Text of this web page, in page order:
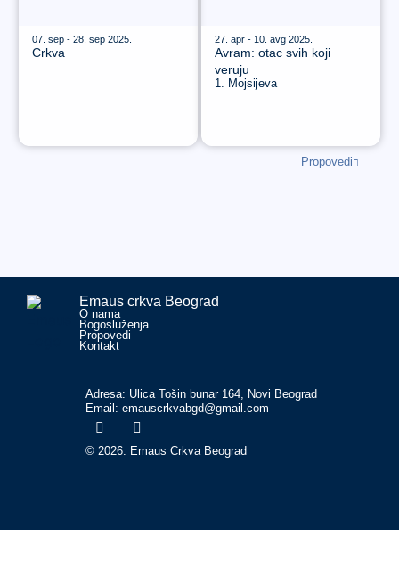
07. sep - 28. sep 2025.
Crkva
27. apr - 10. avg 2025.
Avram: otac svih koji
veruju
1. Mojsijeva
Propovedi
Emaus crkva Beograd
O nama
Bogosluženja
Propovedi
Kontakt
Adresa: Ulica Tošin bunar 164, Novi Beograd
Email: emauscrkvabgd@gmail.com
© 2026. Emaus Crkva Beograd